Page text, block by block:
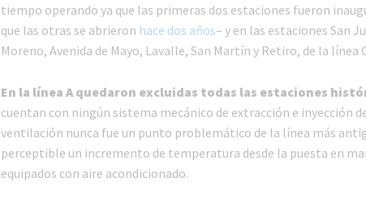
tiempo operando ya que las primeras dos estaciones fueron
que las otras se abrieron hace dos años– y en las estaciones San
Moreno, Avenida de Mayo, Lavalle, San Martín y Retiro, de la línea
En la línea A quedaron excluidas todas las estaciones
cuentan con ningún sistema mecánico de extracción e inyección
ventilación nunca fue un punto problemático de la línea más
perceptible un incremento de temperatura desde la puesta en
equipados con aire acondicionado.